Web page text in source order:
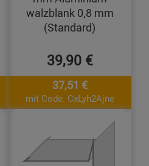
walzblank 0,8 mm
(Standard)
39,90 €
37,51 €
mit Code: CxLyh2Ajne